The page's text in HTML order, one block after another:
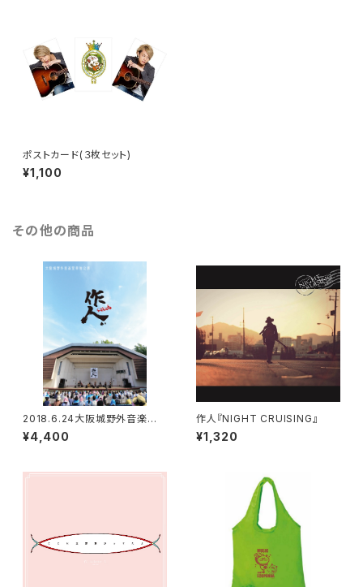
ポストカード(３枚セット)
¥1,100
その他の商品
2018.6.24大阪城野外音楽堂
単独公演DVD
¥4,400
作人『NIGHT CRUISING』
¥1,320